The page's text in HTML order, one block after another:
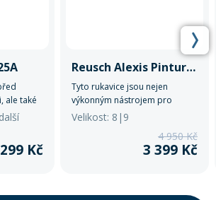
ale také
a
Kč
Reusch Alexis Pinturault GTX+Gore Grip Technology
Tyto rukavice jsou nejen
výkonným nástrojem pro
sjezdové lyžování na vrcholové
úrovni, ale také stylovým
doplňkem pro muže, kteří
očekávají špičkový design a
Velikost: 8|9
4 950 Kč
3 399 Kč